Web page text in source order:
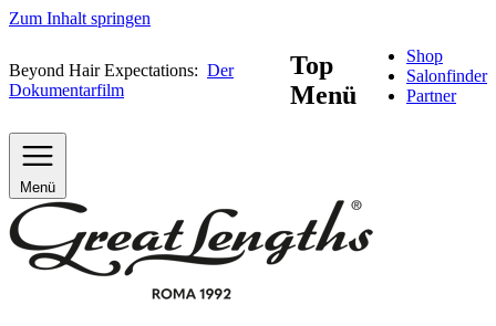
Zum Inhalt springen
Beyond Hair Expectations: Der
Dokumentarfilm
Top
Menü
Shop
Salonfinder
Partner
Menü